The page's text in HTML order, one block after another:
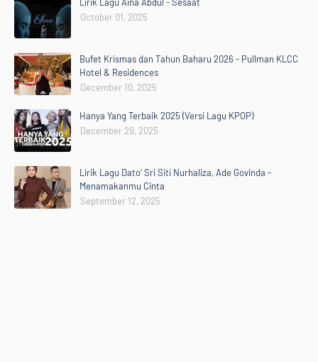
October 01, 2025
Bufet Krismas dan Tahun Baharu 2026 - Pullman KLCC
Hotel & Residences
December 10, 2025
Hanya Yang Terbaik 2025 (Versi Lagu KPOP)
December 29, 2025
Lirik Lagu Dato' Sri Siti Nurhaliza, Ade Govinda -
Menamakanmu Cinta
September 12, 2025